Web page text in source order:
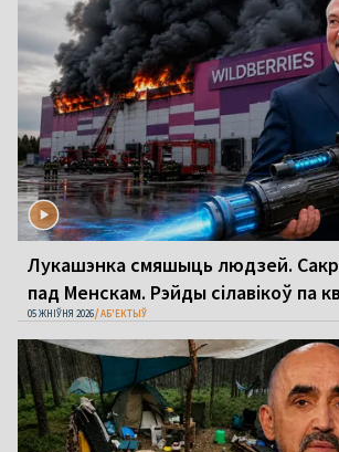
Лукашэнка смяшыць людзей.
пад Менскам. Рэйды сілавікоў па
05 ЖНІЎНЯ 2026 АБ'ЕКТЫЎ